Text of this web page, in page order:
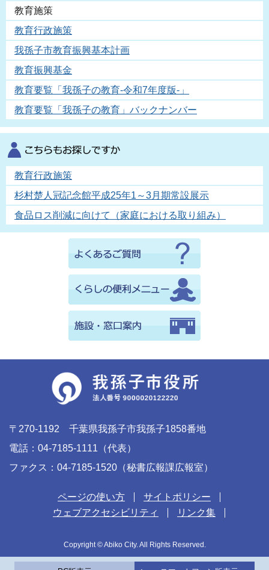
教育施策
教育行政施策
我孫子市教育振興基本計画
教育振興基金
教育要覧「我孫子の教育-令和7年度版-」
教育要覧「我孫子の教育」バックナンバー
教育行政施策
杉村楚人冠記念館平成25年1～3月期常設展示
食品ロス削減に向けて（家庭における取り組み）
〒270-1192 千葉県我孫子市我孫子1858番地
電話：04-7185-1111（代表）
ファクス：04-7185-1520（秘書広報課広報室）
ページの使い方
サイトポリシー
ウェブアクセシビリティ
リンク集
Copyright © Abiko City. All Rights Reserved.